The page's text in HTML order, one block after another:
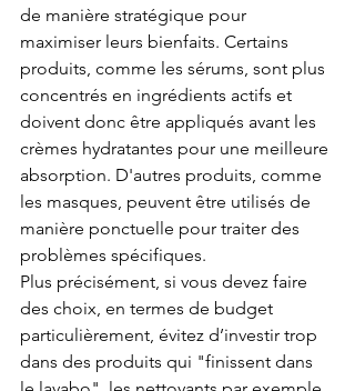
de manière stratégique pour
maximiser leurs bienfaits. Certains
produits, comme les sérums, sont plus
concentrés en ingrédients actifs et
doivent donc être appliqués avant les
crèmes hydratantes pour une meilleure
absorption. D'autres produits, comme
les masques, peuvent être utilisés de
manière ponctuelle pour traiter des
problèmes spécifiques.
Plus précisément, si vous devez faire
des choix, en termes de budget
particulièrement, évitez d’investir trop
dans des produits qui "finissent dans